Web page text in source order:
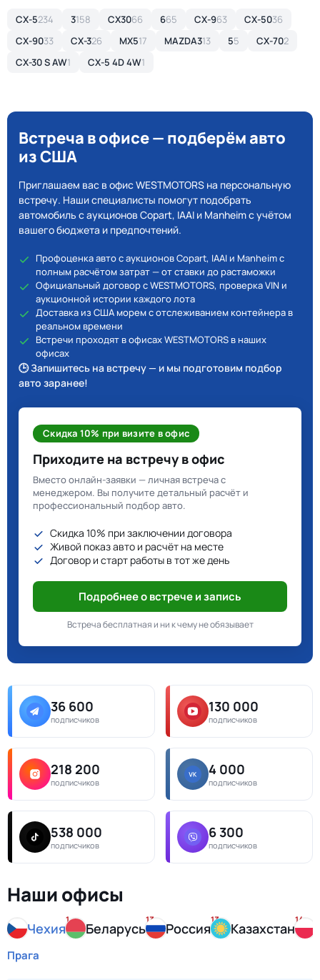
CX-5234 3158 CX3066 665 CX-963 CX-5036
CX-9033 CX-326 MX517 MAZDA313 55 CX-702
CX-30 S AW1 CX-5 4D 4W1
Встреча в офисе — подберём авто
из США
Приглашаем вас в офис WESTMOTORS на персональную
встречу. Наши специалисты помогут подобрать
автомобиль с аукционов Copart, IAAI и Manheim с учётом
вашего бюджета и предпочтений.
Профоценка авто с аукционов Copart, IAAI и Manheim с
полным расчётом затрат — от ставки до растаможки
Официальный договор с WESTMOTORS, проверка VIN и
аукционной истории каждого лота
Доставка из США морем с отслеживанием контейнера в
реальном времени
Встречи проходят в офисах WESTMOTORS в наших
офисах
🕒 Запишитесь на встречу — и мы подготовим подбор
авто заранее!
Скидка 10% при визите в офис
Приходите на встречу в офис
Вместо онлайн-заявки — личная встреча с
менеджером. Вы получите детальный расчёт и
профессиональный подбор авто.
Скидка 10% при заключении договора
Живой показ авто и расчёт на месте
Договор и старт работы в тот же день
Подробнее о встрече и запись
Встреча бесплатная и ни к чему не обязывает
36 600
подписчиков
130 000
подписчиков
218 200
подписчиков
4 000
подписчиков
538 000
подписчиков
6 300
подписчиков
Наши офисы
Чехия
1
Беларусь
13
Россия
13
Казахстан
14
Прага